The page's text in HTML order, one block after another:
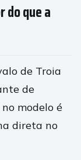
do que a
de Troia
de
modelo é
direta no